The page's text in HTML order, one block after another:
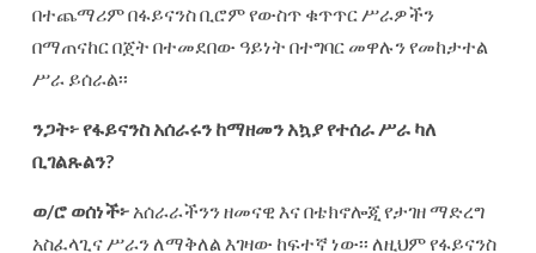
በተጨማሪም በፋይናንስ ቢሮም የውስጥ ቁጥጥር ሥራዎችን
በማጠናከር በጀት በተመደበው ዓይነት በተግባር መዋሉን የመከታተል
ሥራ ይሰራል፡፡
ንጋት፦የፋይናንስአሰራሩን ከማዘመንአኳያየተሰራሥራ ካለ
ቢገልጹልን?
ወ/ሮ ወሰነች፦ አሰራራችንን ዘመናዊ እና በቴክኖሎጂ የታገዘ ማድረግ
አስፈላጊና ሥራን ለማቅለል እገዛው ከፍተኛ ነው፡፡ ለዚህም የፋይናንስ